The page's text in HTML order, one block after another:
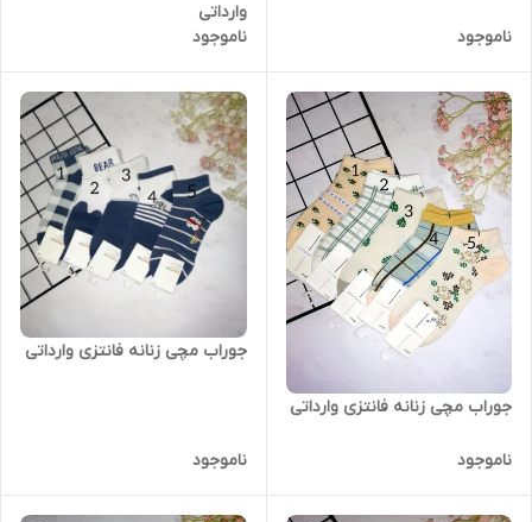
ناموجود
وارداتی
ناموجود
جوراب مچی زنانه فانتزی وارداتی
ناموجود
جوراب مچی زنانه فانتزی وارداتی
ناموجود